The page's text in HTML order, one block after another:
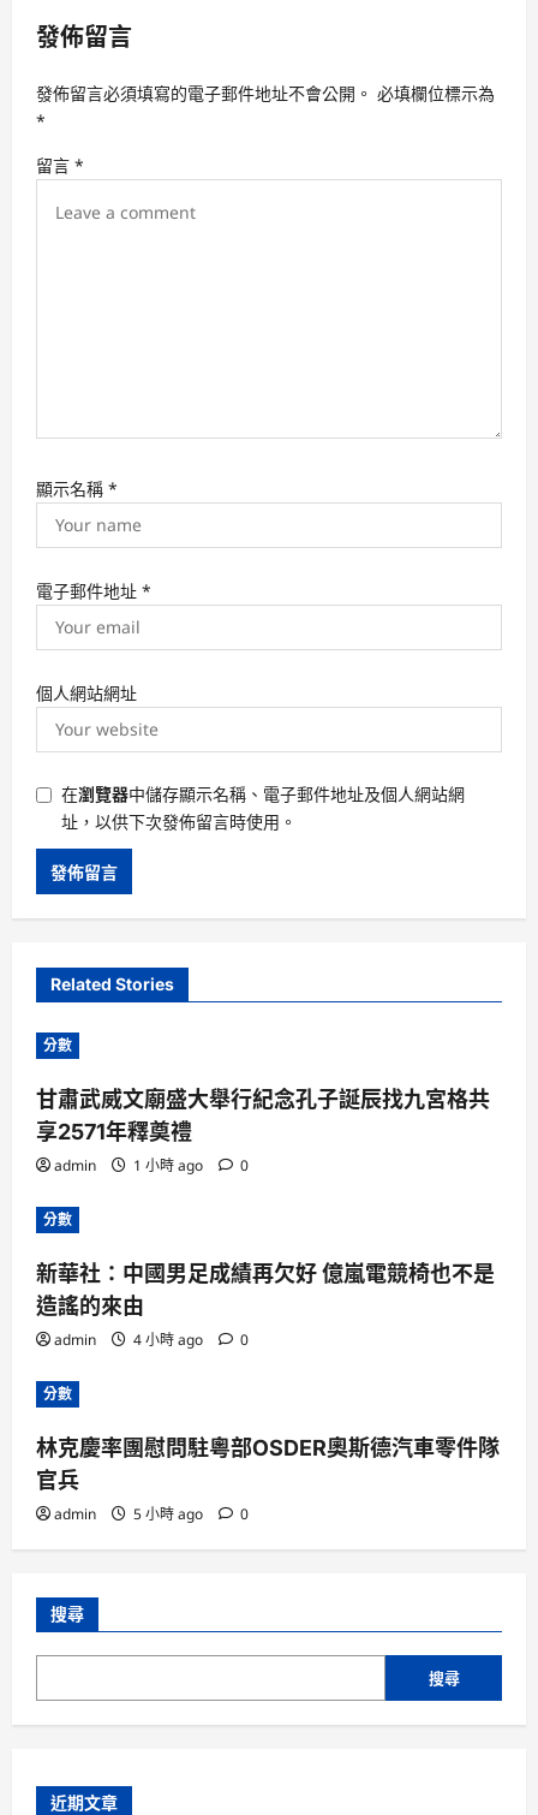
i
a
t
i
發佈留言
發佈留言必須填寫的電子郵件地址不會公開。 必填欄位標示為
*
留言 *
顯示名稱 *
電子郵件地址 *
個人網站網址
在瀏覽器中儲存顯示名稱、電子郵件地址及個人網站網
址，以供下次發佈留言時使用。
Related Stories
分數
甘肅武威文廟盛大舉行紀念孔子誕辰找九宮格共
享2571年釋奠禮
admin 1 小時 ago 0
分數
新華社：中國男足成績再欠好 億嵐電競椅也不是
造謠的來由
admin 4 小時 ago 0
分數
林克慶率團慰問駐粵部OSDER奧斯德汽車零件隊
官兵
admin 5 小時 ago 0
搜尋
搜尋
近期文章